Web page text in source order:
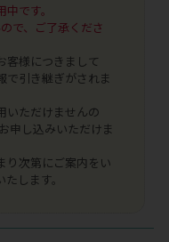
です。
で、ご了承くださ
客様につきまして
で引き継ぎがされま
いただけませんの
申し込みいただけま
り次第にご案内をい
します。